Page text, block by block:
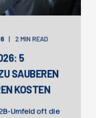
2 MIN READ
5
SAUBEREN
KOSTEN
Umfeld oft die